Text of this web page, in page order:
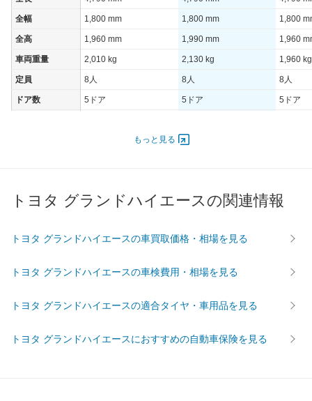
全幅 1,800 mm 1,800 mm 1,800
全高 1,960 mm 1,990 mm 1,960
車両重量 2,010 kg 2,130 kg 1,960 kg
定員 8人 8人 8人
ドア数 5ドア 5ドア 5ドア
過給機 TB
後輪サイズ 205/70R15 95H 215/70R15 98S 205/
WLTC - -
WLTC/郊外
もっと見る
トヨタ グランドハイエースの関連情報
トヨタ グランドハイエースの車買取価格・相場を見る
トヨタ グランドハイエースの車検費用・相場を見る
トヨタ グランドハイエースの適合タイヤ・車用品を見る
トヨタ グランドハイエースにおすすめの自動車保険を見る